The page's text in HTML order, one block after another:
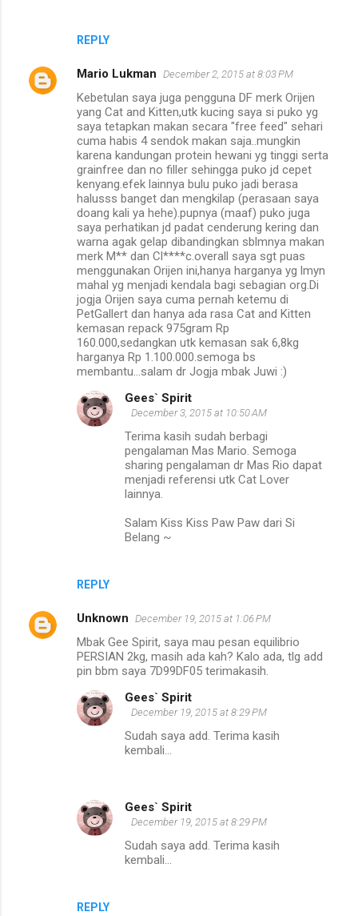
REPLY
Mario Lukman December 2, 2015 at 8:03 PM
Kebetulan saya juga pengguna DF merk Orijen
yang Cat and Kitten,utk kucing saya si puko yg
saya tetapkan makan secara "free feed" sehari
cuma habis 4 sendok makan saja..mungkin
karena kandungan protein hewani yg tinggi serta
grainfree dan no filler sehingga puko jd cepet
kenyang.efek lainnya bulu puko jadi berasa
halusss banget dan mengkilap (perasaan saya
doang kali ya hehe).pupnya (maaf) puko juga
saya perhatikan jd padat cenderung kering dan
warna agak gelap dibandingkan sblmnya makan
merk M** dan Cl****c.overall saya sgt puas
menggunakan Orijen ini,hanya harganya yg lmyn
mahal yg menjadi kendala bagi sebagian org.Di
jogja Orijen saya cuma pernah ketemu di
PetGallert dan hanya ada rasa Cat and Kitten
kemasan repack 975gram Rp
160.000,sedangkan utk kemasan sak 6,8kg
harganya Rp 1.100.000.semoga bs
membantu...salam dr Jogja mbak Juwi :)
REPLY
Gees` Spirit
December 3, 2015 at 10:50 AM
Terima kasih sudah berbagi
pengalaman Mas Mario. Semoga
sharing pengalaman dr Mas Rio dapat
menjadi referensi utk Cat Lover
lainnya.
Salam Kiss Kiss Paw Paw dari Si
Belang ~
Unknown December 19, 2015 at 1:06 PM
Mbak Gee Spirit, saya mau pesan equilibrio
PERSIAN 2kg, masih ada kah? Kalo ada, tlg add
pin bbm saya 7D99DF05 terimakasih.
REPLY
Gees` Spirit
December 19, 2015 at 8:29 PM
Sudah saya add. Terima kasih
kembali...
Gees` Spirit
December 19, 2015 at 8:29 PM
Sudah saya add. Terima kasih
kembali...